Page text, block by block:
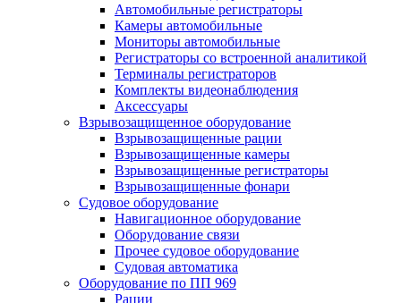
Автомобильные регистраторы
Камеры автомобильные
Мониторы автомобильные
Регистраторы со встроенной аналитикой
Терминалы регистраторов
Комплекты видеонаблюдения
Аксессуары
Взрывозащищенное оборудование
Взрывозащищенные рации
Взрывозащищенные камеры
Взрывозащищенные регистраторы
Взрывозащищенные фонари
Судовое оборудование
Навигационное оборудование
Оборудование связи
Прочее судовое оборудование
Судовая автоматика
Оборудование по ПП 969
Рации